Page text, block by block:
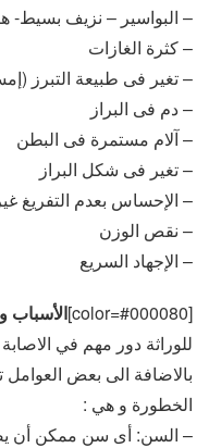
– البواسير – نزيف
– كثرة الغازات
– تغير فى طبيعة التبرز
– دم فى البراز
– آلام مستمرة فى البطن
– تغير فى شكل البراز
– الإحساس بعدم التفريغ
– نقص الوزن
– الإجهاد السريع
[color=#000080] الأسباب
للوراثة دور مهم في
بالاضافة الى بعض
الخطورة و هي :
– السن: أى سن ممكن أن